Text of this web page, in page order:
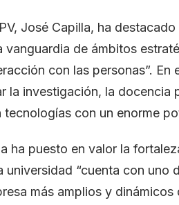
José Capilla, ha
vanguardia de ámbitos
con las personas”.
la investigación, la docencia
con un enorme
ha puesto en valor la
universidad “cuenta con uno
más amplios y